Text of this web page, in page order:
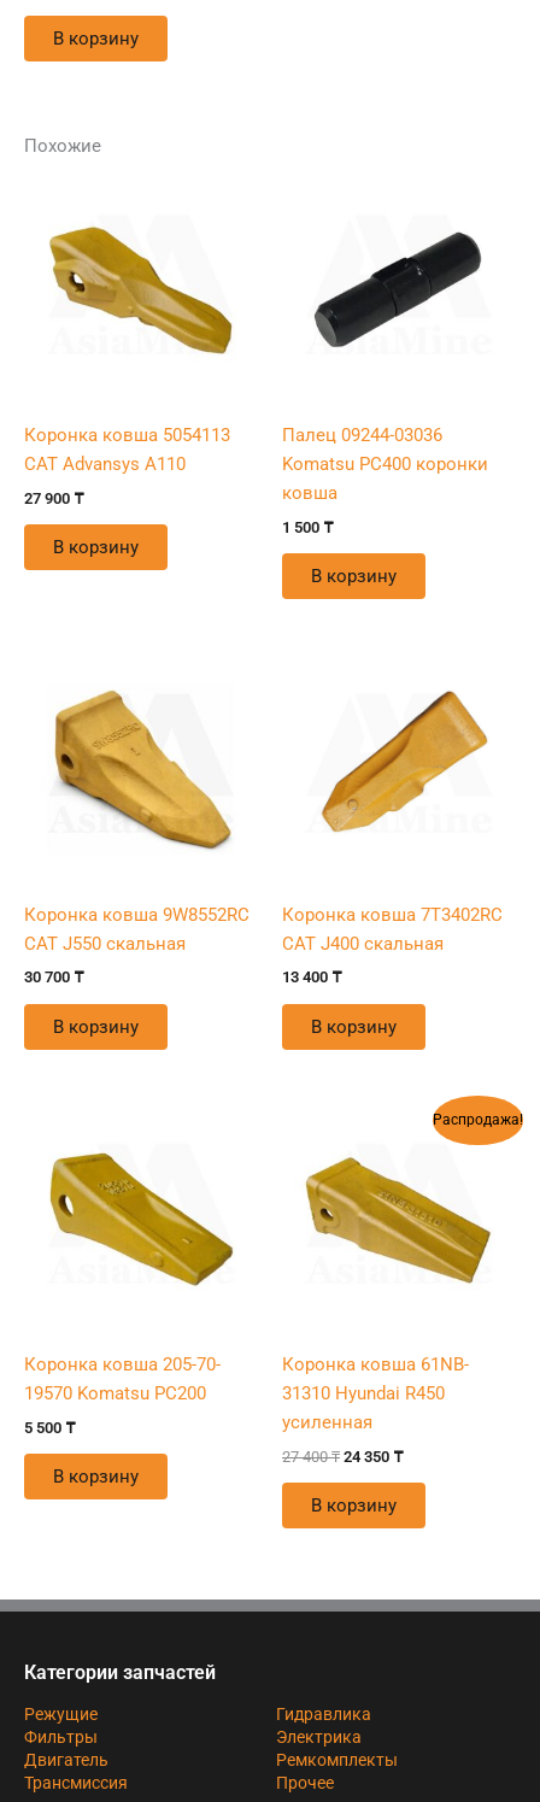
В корзину
Похожие
Коронка ковша 5054113
CAT Advansys A110
27 900 ₸
В корзину
Палец 09244-03036
Komatsu PC400 коронки
ковша
1 500 ₸
В корзину
Коронка ковша 9W8552RC
CAT J550 скальная
30 700 ₸
В корзину
Коронка ковша 7T3402RC
CAT J400 скальная
13 400 ₸
В корзину
Коронка ковша 205-70-
19570 Komatsu PC200
5 500 ₸
В корзину
Распродажа!
Коронка ковша 61NB-
31310 Hyundai R450
усиленная
27 400₸
Первоначальная
400 ₸.
24 350 ₸
Текущая
цена:
В корзину
Категории запчастей
Режущие
Фильтры
Двигатель
Трансмиссия
Гидравлика
Электрика
Ремкомплекты
Прочее